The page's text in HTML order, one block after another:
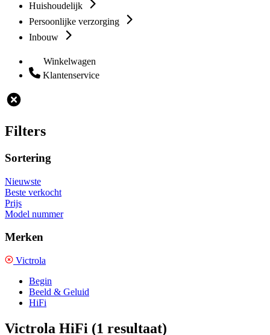
Huishoudelijk
Persoonlijke verzorging
Inbouw
Winkelwagen
Klantenservice
Filters
Sortering
Nieuwste
Beste verkocht
Prijs
Model nummer
Merken
Victrola
Begin
Beeld & Geluid
HiFi
Victrola HiFi (1 resultaat)